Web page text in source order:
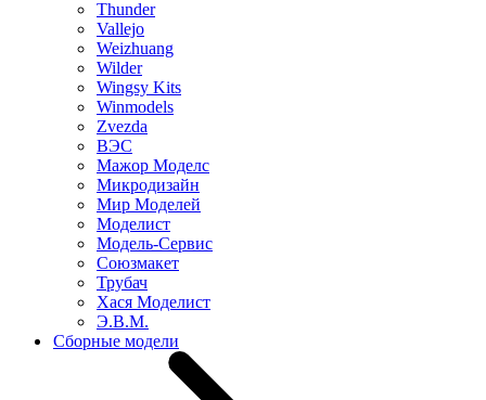
Thunder
Vallejo
Weizhuang
Wilder
Wingsy Kits
Winmodels
Zvezda
ВЭС
Мажор Моделс
Микродизайн
Мир Моделей
Моделист
Модель-Сервис
Союзмакет
Трубач
Хася Моделист
Э.В.М.
Сборные модели